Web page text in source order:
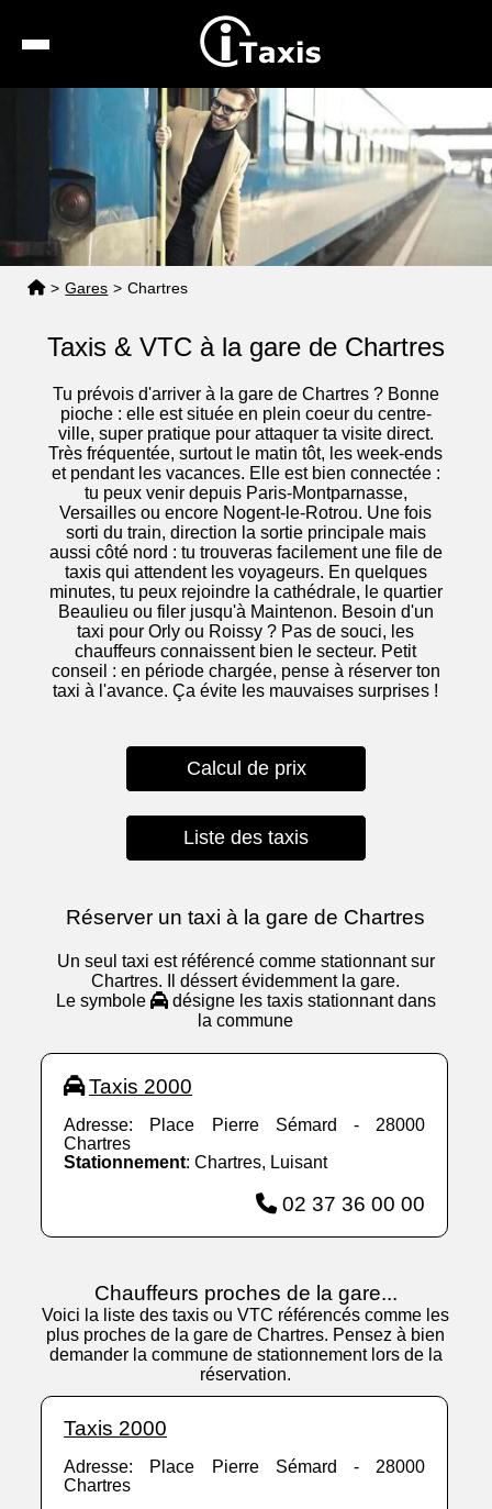
Recherche
Calcul de tarif
Taxis conventionnés
Espace pro
> Gares > Chartres
Taxis & VTC à la gare de Chartres
Tu prévois d'arriver à la gare de Chartres ? Bonne
pioche : elle est située en plein coeur du centre-
ville, super pratique pour attaquer ta visite direct.
Très fréquentée, surtout le matin tôt, les week-ends
et pendant les vacances. Elle est bien connectée :
tu peux venir depuis Paris-Montparnasse,
Versailles ou encore Nogent-le-Rotrou. Une fois
sorti du train, direction la sortie principale mais
aussi côté nord : tu trouveras facilement une file de
taxis qui attendent les voyageurs. En quelques
minutes, tu peux rejoindre la cathédrale, le quartier
Beaulieu ou filer jusqu'à Maintenon. Besoin d'un
taxi pour Orly ou Roissy ? Pas de souci, les
chauffeurs connaissent bien le secteur. Petit
conseil : en période chargée, pense à réserver ton
taxi à l'avance. Ça évite les mauvaises surprises !
Calcul de prix
Liste des taxis
Réserver un taxi à la gare de Chartres
Un seul taxi est référencé comme stationnant sur
Chartres. Il déssert évidemment la gare.
Le symbole
désigne les taxis stationnant dans
la commune
Taxis 2000
Adresse: Place Pierre Sémard - 28000
Chartres
Stationnement: Chartres, Luisant
02 37 36 00 00
Chauffeurs proches de la gare...
Voici la liste des taxis ou VTC référencés comme les
plus proches de la gare de Chartres. Pensez à bien
demander la commune de stationnement lors de la
réservation.
Taxis 2000
Adresse: Place Pierre Sémard - 28000
Chartres